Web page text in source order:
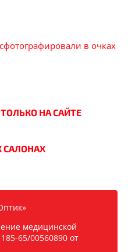
в очках
НА САЙТЕ
САЛОНАХ
медицинской
65/00560890 от